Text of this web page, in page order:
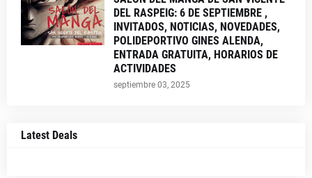
DEL RASPEIG: 6 DE SEPTIEMBRE ,
INVITADOS, NOTICIAS, NOVEDADES,
POLIDEPORTIVO GINES ALENDA,
ENTRADA GRATUITA, HORARIOS DE
ACTIVIDADES
septiembre 03, 2025
Latest Deals